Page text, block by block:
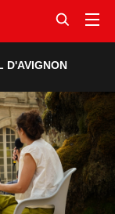
D'AVIGNON